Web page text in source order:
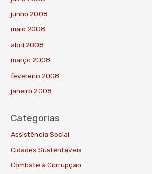
junho 2008
maio 2008
abril 2008
março 2008
fevereiro 2008
janeiro 2008
Categorias
Assistência Social
Cidades Sustentáveis
Combate à Corrupção